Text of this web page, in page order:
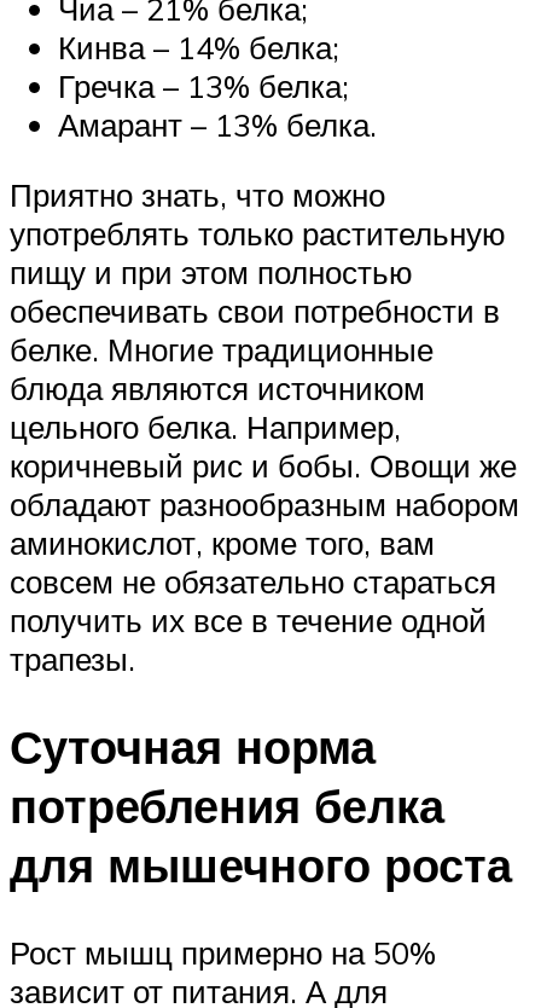
Чиа – 21% белка;
Кинва – 14% белка;
Гречка – 13% белка;
Амарант – 13% белка.
Приятно знать, что можно
употреблять только растительную
пищу и при этом полностью
обеспечивать свои потребности в
белке. Многие традиционные
блюда являются источником
цельного белка. Например,
коричневый рис и бобы. Овощи же
обладают разнообразным набором
аминокислот, кроме того, вам
совсем не обязательно стараться
получить их все в течение одной
трапезы.
Суточная норма
потребления белка
для мышечного роста
Рост мышц примерно на 50%
зависит от питания. А для